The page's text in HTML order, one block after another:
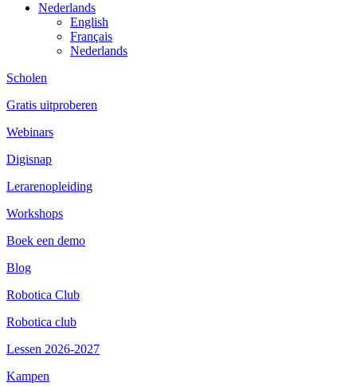
Nederlands
English
Français
Nederlands
Scholen
Gratis uitproberen
Webinars
Digisnap
Lerarenopleiding
Workshops
Boek een demo
Blog
Robotica Club
Robotica club
Lessen 2026-2027
Kampen